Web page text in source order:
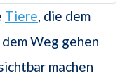
Tiere, die dem
Weg gehen
machen